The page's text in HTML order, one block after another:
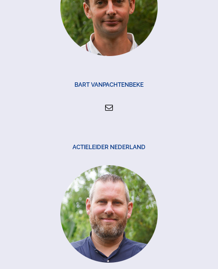
BART VANPACHTENBEKE
ACTIELEIDER NEDERLAND